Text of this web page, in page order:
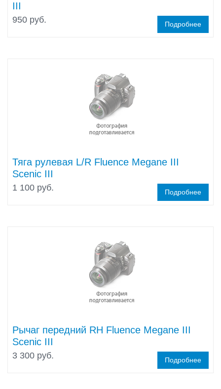
III
950 руб. Подробнее
Тяга рулевая L/R Fluence Megane III
Scenic III
1 100 руб. Подробнее
Рычаг передний RH Fluence Megane III
Scenic III
3 300 руб. Подробнее